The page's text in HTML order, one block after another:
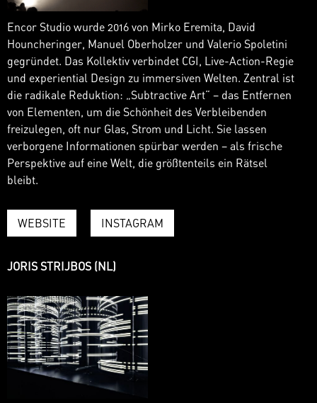
Encor Studio wurde 2016 von Mirko Eremita, David
Houncheringer, Manuel Oberholzer und Valerio Spoletini
gegründet. Das Kollektiv verbindet CGI, Live-Action-Regie
und experiential Design zu immersiven Welten. Zentral ist
die radikale Reduktion: „Subtractive Art“ – das Entfernen
von Elementen, um die Schönheit des Verbleibenden
freizulegen, oft nur Glas, Strom und Licht. Sie lassen
verborgene Informationen spürbar werden – als frische
Perspektive auf eine Welt, die größtenteils ein Rätsel
bleibt.
WEBSITE INSTAGRAM
JORIS STRIJBOS (NL)